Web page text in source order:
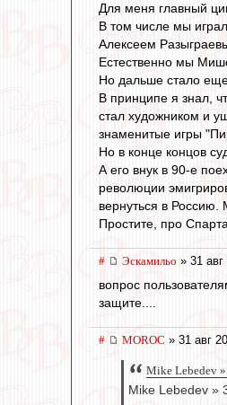
Для меня главный
В том числе мы
Алексеем
Естественно мы
Но дальше стало
В принципе я знал,
стал художником и
знаменитые игры
Но в конце концов
А его внук в 90-е
революции
вернуться в Россию.
Простите, про
# Эскамильо » 31
вопрос
защите....
# MOROC » 31 авг
Mike Lebedev
Mike Lebedev »